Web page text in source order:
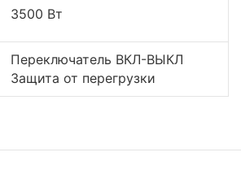
3500 Вт
Переключатель ВКЛ-ВЫКЛ
Защита от перегрузки